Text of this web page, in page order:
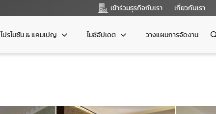
เข้าร่วมธุรกิจกับเรา เกี่ยวกับเรา
โปรโมชัน & แคมเปญ ไมซ์อัปเดต วางแผนการจัดงาน